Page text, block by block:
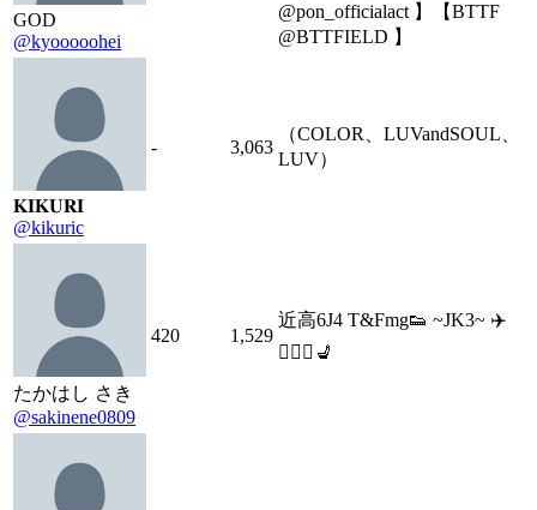
GOD
@kyooooohei
@pon_officialact 】【BTTF
@BTTFIELD 】
𝐊𝐈𝐊𝐔𝐑𝐈
@kikuric
- 3,063
（COLOR、LUVandSOUL、
LUV）
たかはし さき
@sakinene0809
420 1,529
近高6J4 T&Fmg👟 ~JK3~ ✈️
💁🏻‍♀️💺